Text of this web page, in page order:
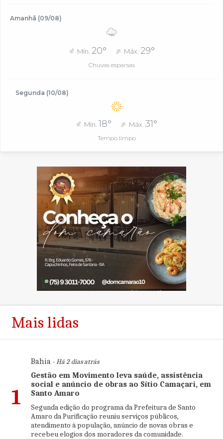
Amanhã (09/08)
Mín. 20° Máx. 29°
Chuvas esparsas
Segunda (10/08)
Mín. 18° Máx.31°
Tempo limpo
Mais lidas
1
Bahia- Há 2 dias atrás
Gestão em Movimento leva saúde, assistência
social e anúncio de obras ao Sítio Camaçari, em
Santo Amaro
Segunda edição do programa da Prefeitura de Santo
Amaro da Purificação reuniu serviços públicos,
atendimento à população, anúncio de novas obras e
recebeu elogios dos moradores da comunidade.